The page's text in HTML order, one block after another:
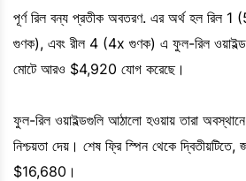
পূর্ণ রিল বন্য প্রতীক অবতরণ. এর অর্থ হল রিল
গুণক), এবং রীল 4 (4x গুণক) এ ফুল-রিল
মোটে আরও $4,920 যোগ করেছে।
ফুল-রিল ওয়াইল্ডগুলি আঠালো হওয়ায় তারা অবস্থানে
নিশ্চয়তা দেয়। শেষ ফ্রি স্পিন থেকে দ্বিতীয়টিতে,
$16,680।